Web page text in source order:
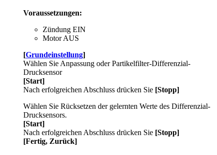
Voraussetzungen:
Zündung EIN
Motor AUS
[Grundeinstellung]
Wählen Sie Anpassung oder Partikelfilter-Differenzial-
Drucksensor
[Start]
Nach erfolgreichen Abschluss drücken Sie [Stopp]
Wählen Sie Rücksetzen der gelernten Werte des Differenzial-
Drucksensors.
[Start]
Nach erfolgreichen Abschluss drücken Sie [Stopp]
[Fertig, Zurück]